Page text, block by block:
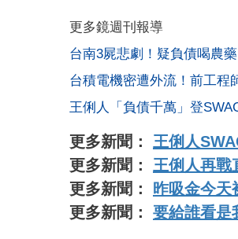
更多鏡週刊報導
台南3屍悲劇！疑負債喝農
台積電機密遭外流！前工
王俐人「負債千萬」登
更多新聞： 王俐人
更多新聞： 王俐人再戰
更多新聞：
昨吸金今
更多新聞： 要給誰看是